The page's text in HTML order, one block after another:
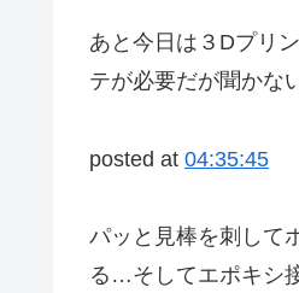
あと今日は３Dプリ
テが必要だが聞かな
posted at 04:35:45
パッと見棒を刺して
る…そしてエポキシ